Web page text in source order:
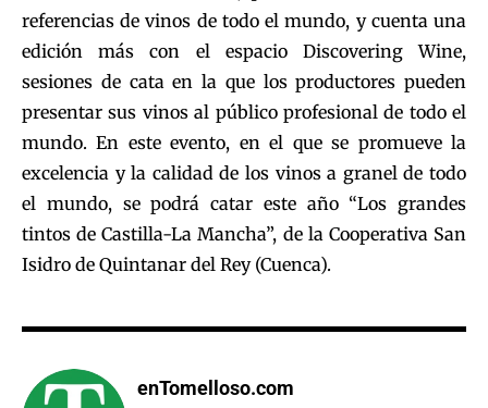
referencias de vinos de todo el mundo, y cuenta una
edición más con el espacio Discovering Wine,
sesiones de cata en la que los productores pueden
presentar sus vinos al público profesional de todo el
mundo. En este evento, en el que se promueve la
excelencia y la calidad de los vinos a granel de todo
el mundo, se podrá catar este año “Los grandes
tintos de Castilla-La Mancha”, de la Cooperativa San
Isidro de Quintanar del Rey (Cuenca).
enTomelloso.com